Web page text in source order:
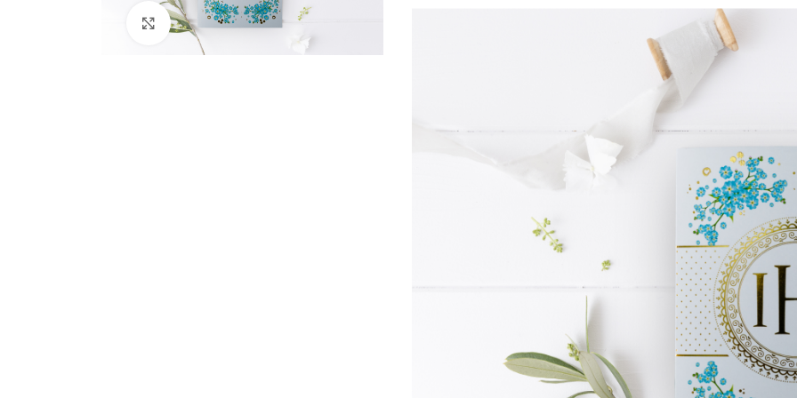
mnożenia żyrafa
zł
Edukacyjna
magnetyczna
mnożenia unicorn
7,99zł
Karty EDU
Podkładki na biurko
Książki edukacyjne
Kliknij aby powiększyć